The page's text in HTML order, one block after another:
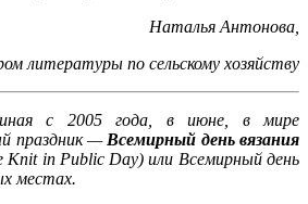
Наталья Антонова,
литературы по сельскому хозяйству
с 2005 года, в июне, в мире
праздник — Всемирный день вязания
Knit in Public Day) или Всемирный день
местах.